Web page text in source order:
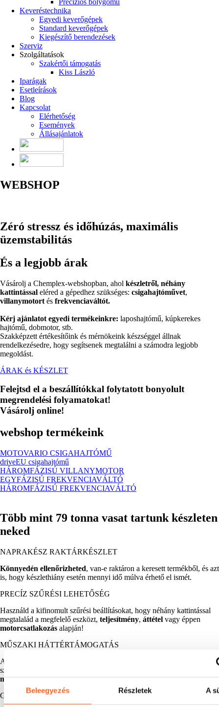
Beleegyezés Részletek A
Precíziós bolygómű
Keveréstechnika
Egyedi keverőgépek
Standard keverőgépek
Kiegészítő berendezések
Szerviz
Szolgáltatások
Szakértői támogatás
Kiss László
Iparágak
Esetleírások
Blog
Kapcsolat
Elérhetőség
Események
Állásajánlatok
WEBSHOP
Zéró stressz és időhúzás, maximális
üzemstabilitás
És a legjobb árak
Vásárolj a Chemplex-webshopban, ahol készletről, néhány
kattintással eléred a gépedhez szükséges: csigahajtóművet,
villanymotort és frekvenciaváltót.
Kérj ajánlatot egyedi termékeinkre: laposhajtómű, kúpkerekes
hajtómű, dobmotor, stb.
Szakképzett értékesítőink és mérnökeink készséggel állnak
rendelkezésedre, hogy segítsenek megtalálni a számodra legjobb
megoldást.
ÁRAK és KÉSZLET
Felejtsd el a beszállítókkal folytatott bonyolult
megrendelési folyamatokat!
Vásárolj online!
webshop termékeink
MOTOVARIO CSIGAHAJTÓMŰ
driveEU csigahajtómű
HÁROMFÁZISÚ VILLANYMOTOR
EGYFÁZISÚ FREKVENCIAVÁLTÓ
HÁROMFÁZISÚ FREKVENCIAVÁLTÓ
Több mint 79 tonna vasat tartunk készleten
neked
NAPRAKÉSZ RAKTÁRKÉSZLET
Könnyedén ellenőrizheted, van-e raktáron a keresett termékből, és azt
is, hogy készlethiány esetén mennyi idő múlva érhető el ismét.
PRECÍZ SZŰRÉSI LEHETŐSÉG
Használd a kifinomult szűrési beállításokat, hogy néhány kattintással
megtalalád a megfelelő eszközt, teljesítmény, áttétel vagy éppen
motorcsatlakozás alapján!
MŰSZAKI HÁTTÉRTÁMOGATÁS
A tervezéstől kezdve, a termékek kiválasztásán keresztül, egészen a
szakszerű beépítésig minden lépésben
mérnökcsapatunkra
GYORS CSOMAGFELADÁS